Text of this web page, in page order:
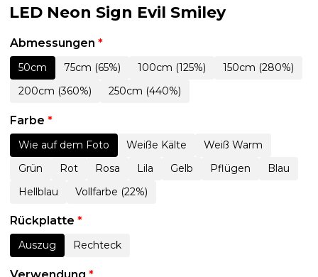
LED Neon Sign Evil Smiley
Abmessungen *
50cm 75cm (65%) 100cm (125%)
150cm (280%)
200cm (360%)
250cm (440%)
Farbe *
Wie auf dem Foto Weiße Kälte
Weiß Warm
Grün
Rot Rosa Lila Gelb Pflügen
Blau
Hellblau
Vollfarbe (22%)
Rückplatte *
Auszug Rechteck